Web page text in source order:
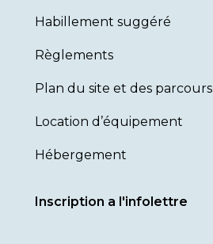
Habillement suggéré
Règlements
Plan du site et des parcours
Location d’équipement
Hébergement
Inscription a l'infolettre